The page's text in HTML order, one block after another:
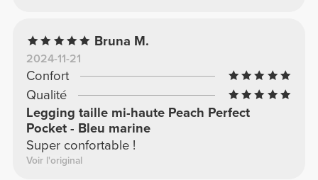
Bruna M.
2024-11-21
Confort
Qualité
Legging taille mi-haute Peach Perfect
Pocket - Bleu marine
Super confortable !
Voir l'original